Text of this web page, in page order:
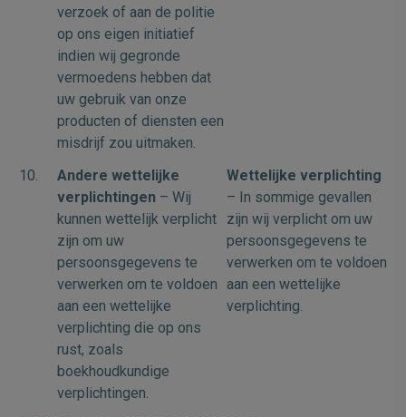
verzoek of aan de politie
op ons eigen initiatief
indien wij gegronde
vermoedens hebben dat
uw gebruik van onze
producten of diensten een
misdrijf zou uitmaken.
10.
Andere wettelijke
verplichtingen – Wij
kunnen wettelijk verplicht
zijn om uw
persoonsgegevens te
verwerken om te voldoen
aan een wettelijke
verplichting die op ons
rust, zoals
boekhoudkundige
verplichtingen.
Wettelijke verplichting
– In sommige gevallen
zijn wij verplicht om uw
persoonsgegevens te
verwerken om te voldoen
aan een wettelijke
verplichting.